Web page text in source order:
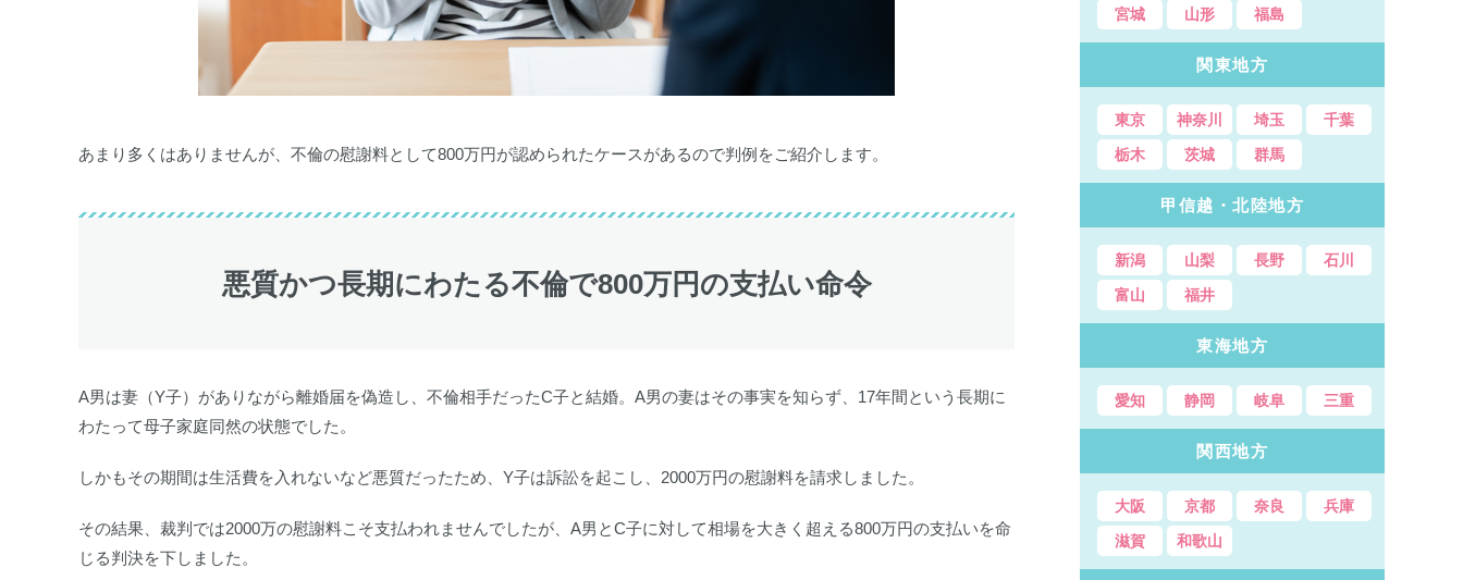
あまり多くはありませんが、不倫の慰謝料として800万円が認められたケースがあるので判例をご紹介します。
悪質かつ長期にわたる不倫で800万円の支払い命令
A男は妻（Y子）がありながら離婚届を偽造し、不倫相手だったC子と結婚。A男の妻はその事実を知らず、17年間という長期に
わたって母子家庭同然の状態でした。
しかもその期間は生活費を入れないなど悪質だったため、Y子は訴訟を起こし、2000万円の慰謝料を請求しました。
その結果、裁判では2000万の慰謝料こそ支払われませんでしたが、A男とC子に対して相場を大きく超える800万円の支払いを命
じる判決を下しました。
宮城
山形 福島
関東地方
東京 神奈川 埼玉
千葉
栃木
茨城 群馬
甲信越・北陸地方
新潟 山梨 長野
石川
富山
福井
東海地方
愛知 静岡 岐阜 三重
関西地方
大阪 京都 奈良
兵庫
滋賀
和歌山